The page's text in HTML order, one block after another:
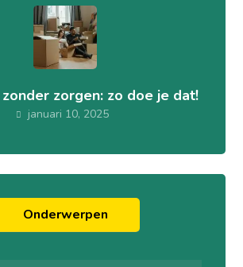
zorgen: zo doe je dat!
januari 10, 2025
Onderwerpen